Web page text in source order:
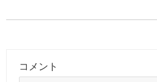
コメント